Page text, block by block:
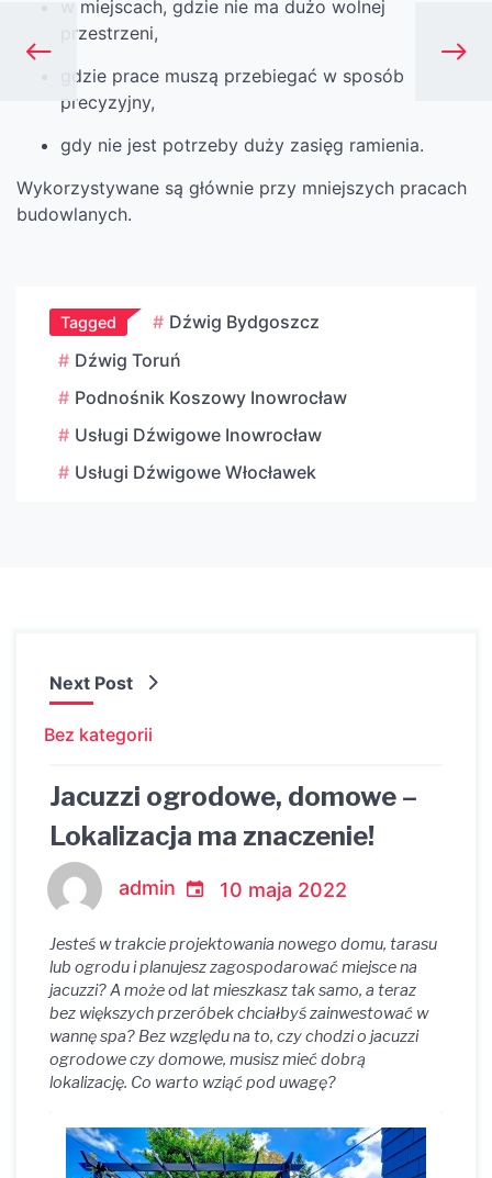
w miejscach, gdzie nie ma dużo wolnej
przestrzeni,
gdzie prace muszą przebiegać w sposób
precyzyjny,
gdy nie jest potrzeby duży zasięg ramienia.
Wykorzystywane są głównie przy mniejszych pracach
budowlanych.
Tagged
Dźwig Bydgoszcz
Dźwig Toruń
Podnośnik Koszowy Inowrocław
Usługi Dźwigowe Inowrocław
Usługi Dźwigowe Włocławek
Next Post
Bez kategorii
Jacuzzi ogrodowe, domowe –
Lokalizacja ma znaczenie!
admin 10 maja 2022
Jesteś w trakcie projektowania nowego domu, tarasu
lub ogrodu i planujesz zagospodarować miejsce na
jacuzzi? A może od lat mieszkasz tak samo, a teraz
bez większych przeróbek chciałbyś zainwestować w
wannę spa? Bez względu na to, czy chodzi o jacuzzi
ogrodowe czy domowe, musisz mieć dobrą
lokalizację. Co warto wziąć pod uwagę?